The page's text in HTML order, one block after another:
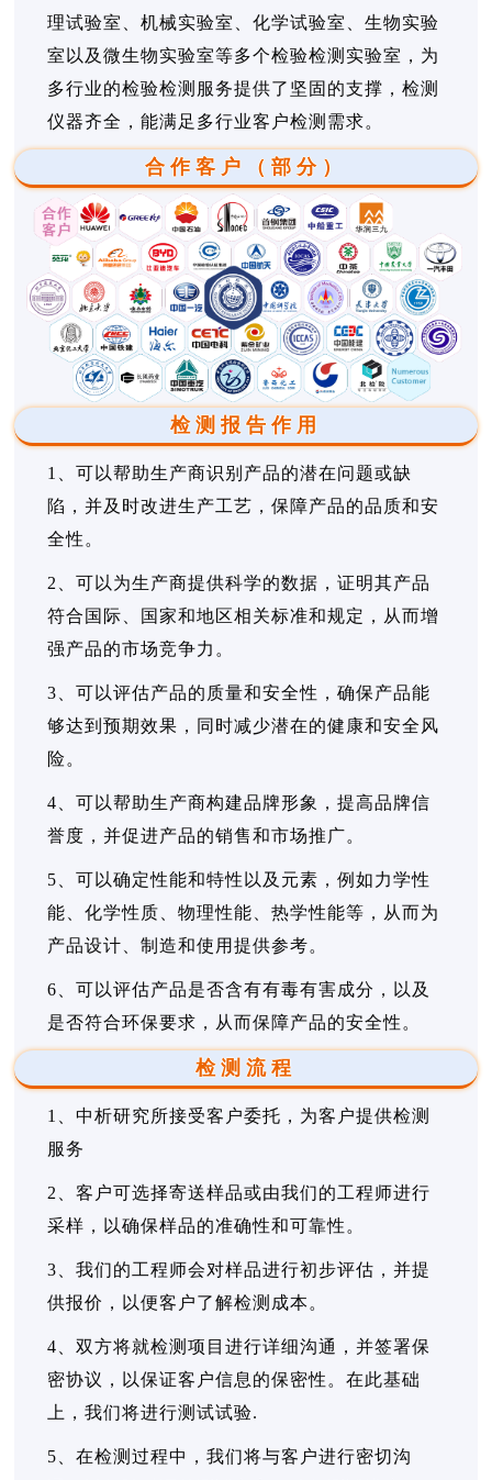
理试验室、机械实验室、化学试验室、生物实验
室以及微生物实验室等多个检验检测实验室，为
多行业的检验检测服务提供了坚固的支撑，检测
仪器齐全，能满足多行业客户检测需求。
合作客户（部分）
检测报告作用
1、可以帮助生产商识别产品的潜在问题或缺
陷，并及时改进生产工艺，保障产品的品质和安
全性。
2、可以为生产商提供科学的数据，证明其产品
符合国际、国家和地区相关标准和规定，从而增
强产品的市场竞争力。
3、可以评估产品的质量和安全性，确保产品能
够达到预期效果，同时减少潜在的健康和安全风
险。
4、可以帮助生产商构建品牌形象，提高品牌信
誉度，并促进产品的销售和市场推广。
5、可以确定性能和特性以及元素，例如力学性
能、化学性质、物理性能、热学性能等，从而为
产品设计、制造和使用提供参考。
6、可以评估产品是否含有有毒有害成分，以及
是否符合环保要求，从而保障产品的安全性。
检测流程
1、中析研究所接受客户委托，为客户提供检测
服务
2、客户可选择寄送样品或由我们的工程师进行
采样，以确保样品的准确性和可靠性。
3、我们的工程师会对样品进行初步评估，并提
供报价，以便客户了解检测成本。
4、双方将就检测项目进行详细沟通，并签署保
密协议，以保证客户信息的保密性。在此基础
上，我们将进行测试试验.
5、在检测过程中，我们将与客户进行密切沟